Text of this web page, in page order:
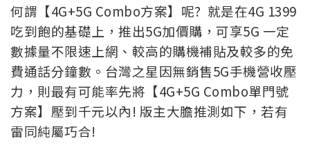
何謂【4G+5G Combo方案】呢? 就是在4G 1399
吃到飽的基礎上，推出5G加價購，可享5G 一定
數據量不限速上網、較高的購機補貼及較多的免
費通話分鐘數。台灣之星因無銷售5G手機營收壓
力，則最有可能率先將【4G+5G Combo單門號
方案】壓到千元以內! 版主大膽推測如下，若有
雷同純屬巧合!